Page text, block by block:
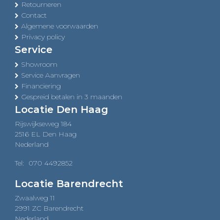
Retourneren
Contact
Algemene voorwaarden
Privacy policy
Service
Showroom
Service Aanvragen
Financiering
Gespreid betalen in 3 maanden
Locatie Den Haag
Rijswijkseweg 184
2516 EL Den Haag
Nederland
Tel: 070 4492852
Locatie Barendrecht
Zwaalweg 11
2991 ZC Barendrecht